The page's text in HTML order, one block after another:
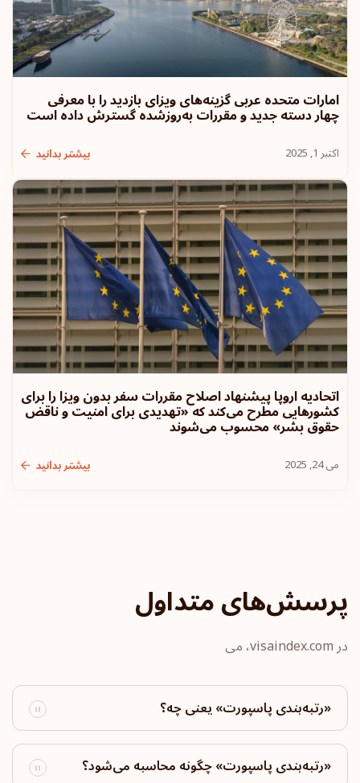
کرواسی
ایسلند
لیتوانی
ایالات متحده آمریکا
رتبه پاسپورت: 11 مقاصد:180
موناکو
رتبه پاسپورت: 12 مقاصد:179
رومانی
رتبه پاسپورت: 13 مقاصد:178
رتبه پاسپورت: 14 مقاصد:177
هنگ‌کنگ
شیلی
رتبه پاسپورت: 17
آندورا
رتبه پاسپورت: 18 171
امارات متحده عربی گزینه‌های ویزای بازدید را با معرفی
چهار دسته جدید و مقررات به‌روزشده گسترش داده است
اکتبر 1, 2025 بیشتر بدانید
اتحادیه اروپا پیشنهاد اصلاح مقررات سفر بدون ویزا را برای
کشورهایی مطرح می‌کند که «تهدیدی برای امنیت و ناقض
حقوق بشر» محسوب می‌شوند
می 24, 2025 بیشتر بدانید
پرسش‌های متداول
در visaindex.com، می
«رتبه‌بندی پاسپورت» یعنی چه؟
«رتبه‌بندی پاسپورت» چگونه محاسبه می‌شود؟